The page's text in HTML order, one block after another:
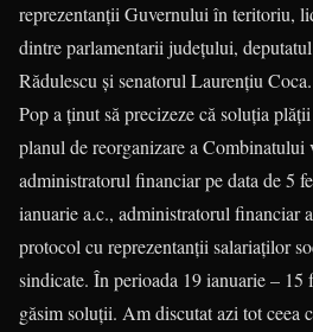
reprezentanții Guvernului în teritoriu,
dintre parlamentarii județului,
Rădulescu și senatorul Laurențiu
Pop a ținut să precizeze că soluția
planul de reorganizare a Combinatului
administratorul financiar pe data de 5
ianuarie a.c., administratorul financiar
protocol cu reprezentanții salariaților
sindicate. În perioada 19 ianuarie – 15
găsim soluții. Am discutat azi tot ceea